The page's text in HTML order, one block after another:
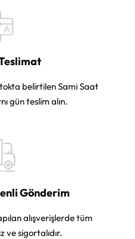
belirtilen Sami Saat
gün teslim alın.
Gönderim
alışverişlerde tüm
ve sigortalıdır.